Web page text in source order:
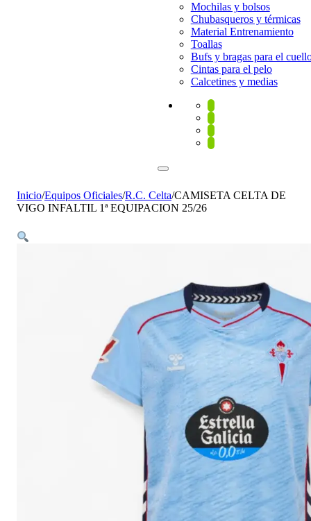
Mochilas y bolsos
Chubasqueros y térmicas
Material Entrenamiento
Toallas
Bufs y bragas para el
Cintas para el pelo
Calcetines y medias
Inicio/Equipos Oficiales/R.C. Celta/CAMISETA CELTA DE
VIGO INFALTIL 1ª EQUIPACION 25/26